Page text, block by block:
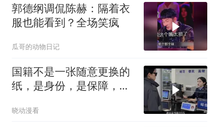
郭德纲调侃陈赫：隔着衣
服也能看到？全场笑疯
瓜哥的动物日记
国籍不是一张随意更换的
纸，是身份，是保障，是
晓动漫看